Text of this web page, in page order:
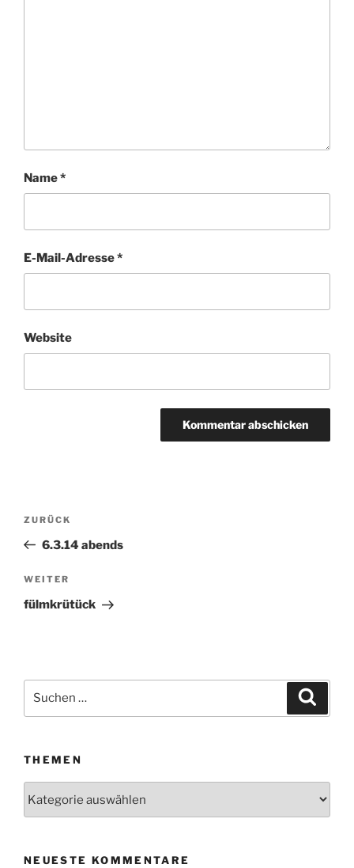
Name*
E-Mail-Adresse*
Website
Beitragsnavigation
Vorheriger
Beitrag
ZURÜCK
6.3.14 abends
Nächster
Beitrag
WEITER
fülmkrütück
Suchen
THEMEN
NEUESTE KOMMENTARE